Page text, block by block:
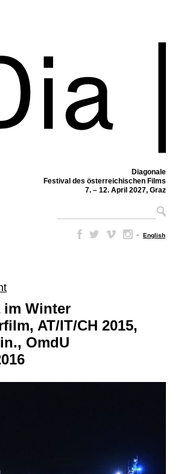
Diagonale
Festival des österreichischen Films
7. – 12. April 2027, Graz
– English
im Winter
AT/IT/CH 2015,
OmdU